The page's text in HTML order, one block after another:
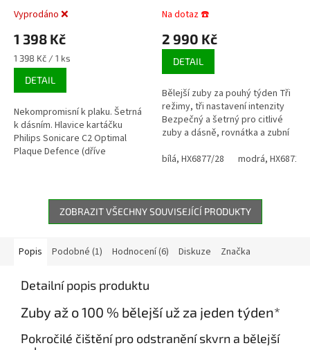
Průměrné
produktu
je
4,7
5
hvězdiček.
Vyprodáno ❌
1 398 Kč
Měrná
cena:
1 398 Kč / 1 ks
DETAIL
Nekompromisní k plaku. Šetrná
k dásním. Hlavice kartáčku
Philips Sonicare C2 Optimal
Plaque Defence (dříve
dárek dle volby
Průměrné
produktu
5
hvězdiček.
Na dotaz ☎️
2 990 Kč
DETAIL
Bělejší zuby za pouhý týden Tři
režimy, tři nastavení intenzity
Bezpečný a šetrný pro citlivé
zuby a dásně, rovnátka a zubní
technologie...
bílá, HX6877/28 modrá, HX6871/
ZOBRAZIT VŠECHNY SOUVISEJÍCÍ PRODUKTY
Popis Podobné (1) Hodnocení (6) Diskuze Značka
Detailní popis produktu
Zuby až o 100 % bělejší už za jeden týden*
Pokročilé čištění pro odstranění skvrn a bělejší